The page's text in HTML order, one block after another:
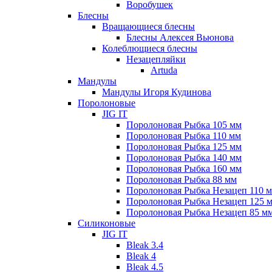
Воробушек
Блесны
Вращающиеся блесны
Блесны Алексея Вьюнова
Колеблющиеся блесны
Незацепляйки
Artuda
Мандулы
Мандулы Игоря Кудинова
Поролоновые
JIG IT
Поролоновая Рыбка 105 мм
Поролоновая Рыбка 110 мм
Поролоновая Рыбка 125 мм
Поролоновая Рыбка 140 мм
Поролоновая Рыбка 160 мм
Поролоновая Рыбка 88 мм
Поролоновая Рыбка Незацеп 110
Поролоновая Рыбка Незацеп 125
Поролоновая Рыбка Незацеп 85
Силиконовые
JIG IT
Bleak 3.4
Bleak 4
Bleak 4.5